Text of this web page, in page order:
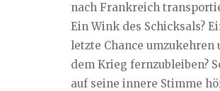
nach Frankreich
Ein Wink des Schicksals?
letzte Chance umzukehren
dem Krieg fernzubleiben?
auf seine innere Stimme